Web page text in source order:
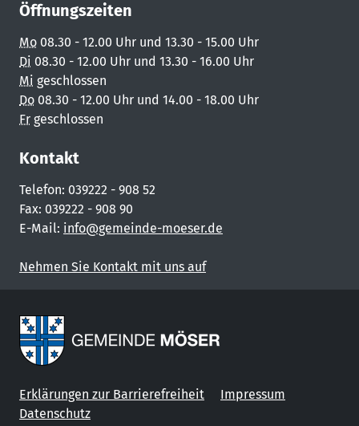
Öffnungszeiten
Mo 08.30 - 12.00 Uhr und 13.30 - 15.00 Uhr
Di 08.30 - 12.00 Uhr und 13.30 - 16.00 Uhr
Mi geschlossen
Do 08.30 - 12.00 Uhr und 14.00 - 18.00 Uhr
Fr geschlossen
Kontakt
Telefon: 039222 - 908 52
Fax: 039222 - 908 90
E-Mail: info@gemeinde-moeser.de
Nehmen Sie Kontakt mit uns auf
Erklärungen zur Barrierefreiheit
Impressum
Datenschutz